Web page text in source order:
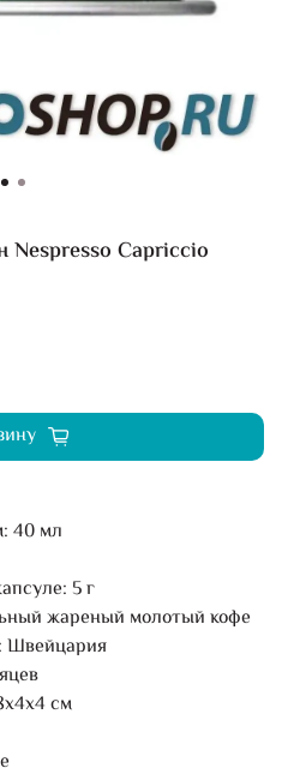
Capriccio
40 мл
5 г
жареный молотый кофе
Швейцария
см